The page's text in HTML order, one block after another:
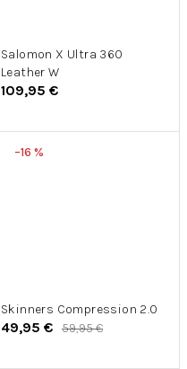
Salomon X Ultra 360
Leather W
109,95 €
–16 %
Skinners Compression 2.0
49,95 € 59,95 €